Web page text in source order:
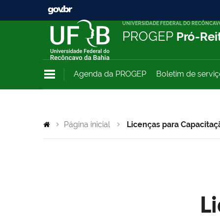
UNIVERSIDADE FEDERAL DO
PROGEP Pró-
Agenda da PROGEP Boletim de
Página inicial Licenças para